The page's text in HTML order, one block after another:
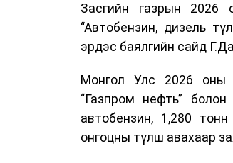
Засгийн газрын 2026
“Автобензин, дизель
эрдэс баялгийн сайд
Монгол Улс 2026 оны
“Газпром нефть”
автобензин, 1,280
онгоцны түлш авахаар